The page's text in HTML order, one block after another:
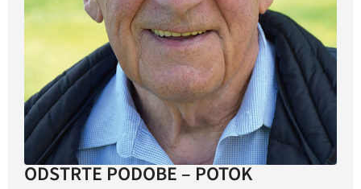
ODSTRTE PODOBE – POTOK